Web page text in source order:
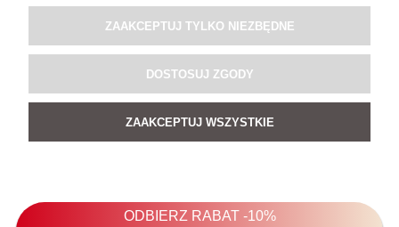
ZAAKCEPTUJ TYLKO NIEZBĘDNE
DOSTOSUJ ZGODY
ZAAKCEPTUJ WSZYSTKIE